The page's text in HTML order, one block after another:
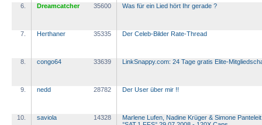
6. Dreamcatcher 35600 Was für ein Lied hört Ihr gerade ?
7. Herthaner 35335 Der Celeb-Bilder Rate-Thread
8. congo64 33639 LinkSnappy.com: 24 Tage gratis Elite-
9. nedd 28782 Der User über mir !!
10. saviola 14328
Marlene Lufen, Nadine Krüger & Simone